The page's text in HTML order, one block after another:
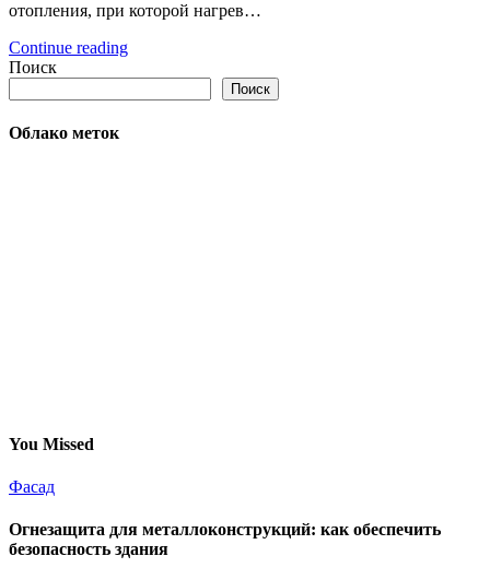
отопления, при которой нагрев…
Continue reading
Поиск
Поиск
Облако меток
You Missed
Фасад
Огнезащита для металлоконструкций: как обеспечить
безопасность здания